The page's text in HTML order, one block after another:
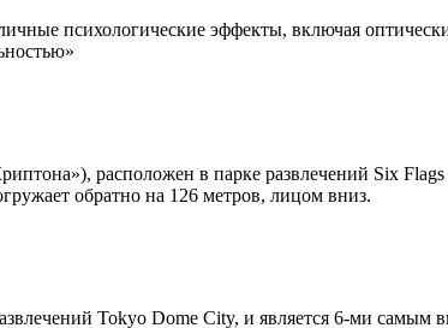
психологические эффекты, включая
расположен в парке развлечений Six
обратно на 126 метров, лицом вниз.
Tokyo Dome City, и является 6-ми